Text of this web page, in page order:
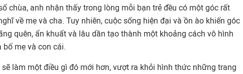
chùa, anh nhận thấy trong lòng mỗi bạn trẻ đều có một góc rất
về mẹ và cha. Tuy nhiên, cuộc sống hiện đại và ồn ào khiến góc
quên, ẩn khuất và lâu dần tạo thành một khoảng cách vô hình
mẹ và con cái.
sẽ làm một điều gì đó mới hơn, vượt ra khỏi hình thức những trang